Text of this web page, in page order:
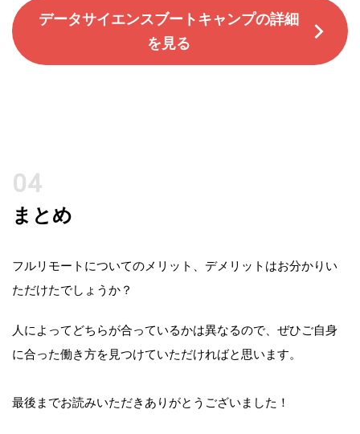
データサイエンスブートキャンプの詳細
を見る
まとめ
フルリモートについてのメリット、デメリットはお分かりい
ただけたでしょうか？
人によってどちらが合っているかは異なるので、ぜひご自身
に合った働き方を見つけていただければと思います。
最後までお読みいただきありがとうございました！